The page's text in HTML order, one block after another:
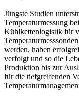
Jüngste Studien
Temperaturmessung
Kühlkettenlogistik für
werden, haben
verfolgt und so die
Produktion bis zur
für die tiefgreifenden